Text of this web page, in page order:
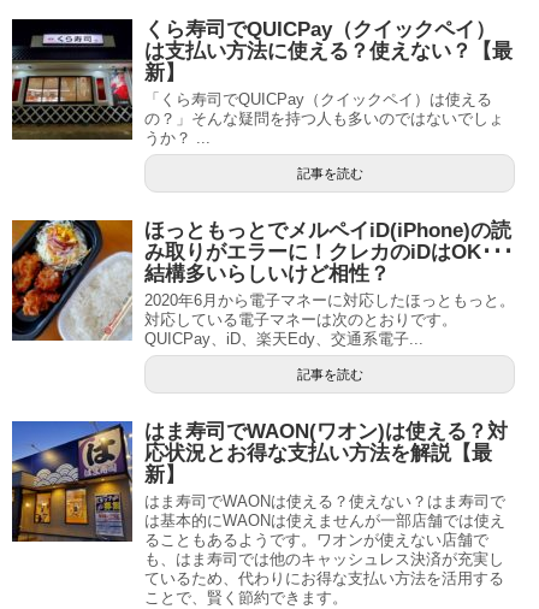
くら寿司でQUICPay（クイックペイ）
は支払い方法に使える？使えない？【最
新】
「くら寿司でQUICPay（クイックペイ）は使える
の？」そんな疑問を持つ人も多いのではないでしょ
うか？ ...
記事を読む
ほっともっとでメルペイiD(iPhone)の読
み取りがエラーに！クレカのiDはOK･･･
結構多いらしいけど相性？
2020年6月から電子マネーに対応したほっともっと。
対応している電子マネーは次のとおりです。
QUICPay、iD、楽天Edy、交通系電子...
記事を読む
はま寿司でWAON(ワオン)は使える？対
応状況とお得な支払い方法を解説【最
新】
はま寿司でWAONは使える？使えない？はま寿司で
は基本的にWAONは使えませんが一部店舗では使え
ることもあるようです。ワオンが使えない店舗で
も、はま寿司では他のキャッシュレス決済が充実し
ているため、代わりにお得な支払い方法を活用する
ことで、賢く節約できます。